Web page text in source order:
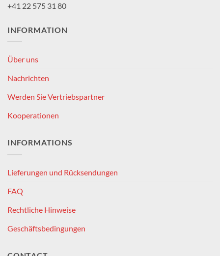
+41 22 575 31 80
INFORMATION
Über uns
Nachrichten
Werden Sie Vertriebspartner
Kooperationen
INFORMATIONS
Lieferungen und Rücksendungen
FAQ
Rechtliche Hinweise
Geschäftsbedingungen